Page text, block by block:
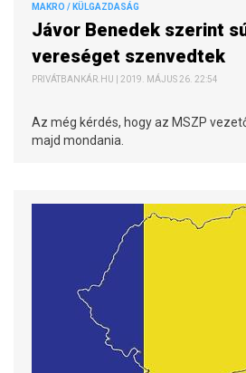
MAKRO / KÜLGAZDASÁG
Jávor Benedek szerint
vereséget szenvedtek
PRIVÁTBANKÁR.HU | 2019. MÁJUS 26. 22:54
Az még kérdés, hogy az MSZP
majd mondania.